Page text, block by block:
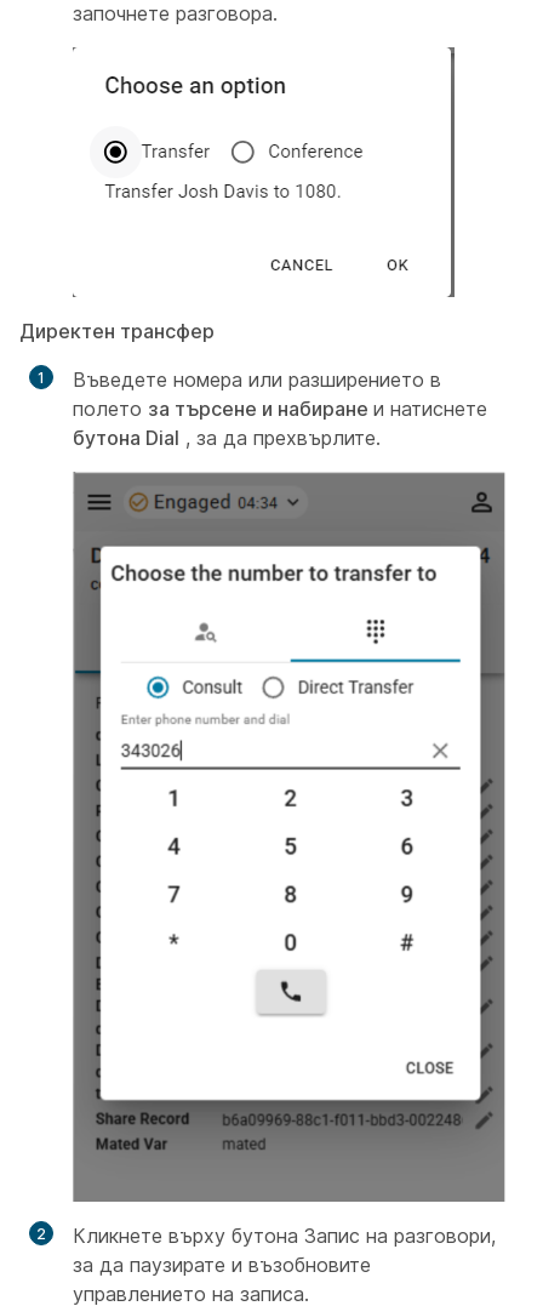
започнете разговора.
Директен трансфер
Въведете номера или разширението в
полето за търсене и набиране и натиснете
бутона Dial , за да прехвърлите.
Кликнете върху бутона Запис на разговори,
за да паузирате и възобновите
управлението на записа.